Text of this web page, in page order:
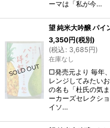
ーマは「私が今…
望 純米大吟醸 パイ
3,350円(税別)
(税込: 3,685円)
在庫なし
□発売元より 毎年
レンジしてみたい
の名も「杜氏の気
ーカーズセレクシ
イソ…